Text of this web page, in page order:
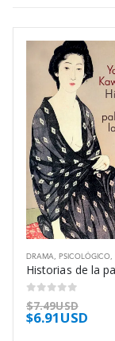
DRAMA, PSICOLÓGICO,
0out of 5
$7.49USD
$6.91USD